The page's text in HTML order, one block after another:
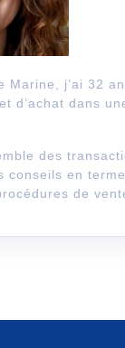
Marine, j’ai 32
d’achat dans
des
conseils en
de